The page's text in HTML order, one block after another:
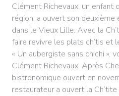
Clément Richevaux, un enfant
région, a ouvert son
dans le Vieux Lille. Avec la
faire revivre les plats ch’tis et
« Un aubergiste sans chichi »,
Clément Richevaux. Après
bistronomique ouvert en
restaurateur a ouvert la